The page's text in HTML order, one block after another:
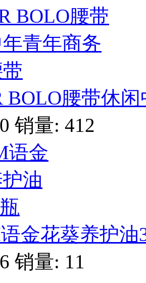
BOLO腰带休
销量: 412
金花葵养护油
销量: 11